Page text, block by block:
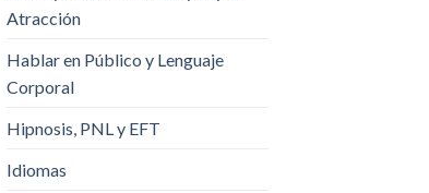
Atracción
Hablar en Público y Lenguaje
Corporal
Hipnosis, PNL y EFT
Idiomas